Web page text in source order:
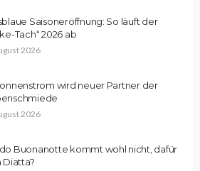
Saisoneröffnung: So läuft der
Tach“ 2026 ab
2026
wird neuer Partner der
2026
Buonanotte kommt wohl nicht, dafür
Diatta?